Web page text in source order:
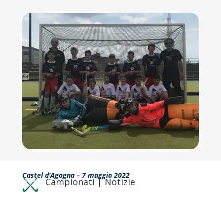
Campionati|Notizie
Castel d’Agogna – 7 maggio 2022